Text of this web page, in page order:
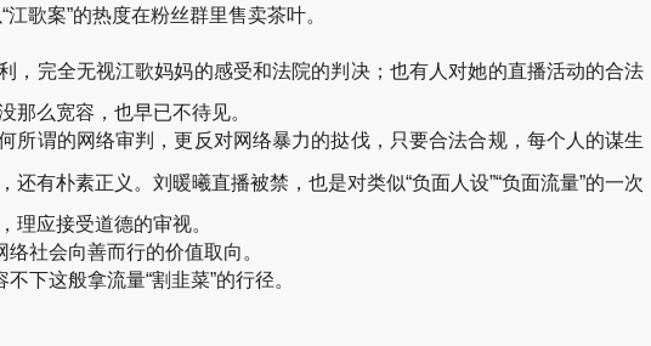
歌案”的热度在粉丝群里售卖茶叶。
完全无视江歌妈妈的感受和法院的判决；也有人对她的直播活动的合法
么宽容，也早已不待见。
谓的网络审判，更反对网络暴力的挞伐，只要合法合规，每个人的谋生
朴素正义。刘暖曦直播被禁，也是对类似“负面人设”“负面流量”的一次
应接受道德的审视。
社会向善而行的价值取向。
这般拿流量“割韭菜”的行径。